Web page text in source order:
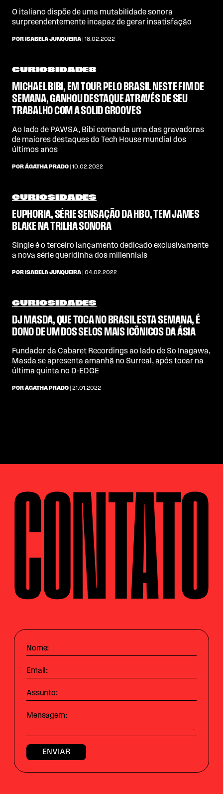
O italiano dispõe de uma mutabilidade sonora
surpreendentemente incapaz de gerar insatisfação
POR ISABELA JUNQUEIRA | 18.02.2022
CURIOSIDADES
MICHAEL BIBI, EM TOUR PELO BRASIL NESTE FIM DE
SEMANA, GANHOU DESTAQUE ATRAVÉS DE SEU
TRABALHO COM A SOLID GROOVES
Ao lado de PAWSA, Bibi comanda uma das gravadoras
de maiores destaques do Tech House mundial dos
últimos anos
POR ÁGATHA PRADO | 10.02.2022
CURIOSIDADES
EUPHORIA, SÉRIE SENSAÇÃO DA HBO, TEM JAMES
BLAKE NA TRILHA SONORA
Single é o terceiro lançamento dedicado exclusivamente
a nova série queridinha dos millennials
POR ISABELA JUNQUEIRA | 04.02.2022
CURIOSIDADES
DJ MASDA, QUE TOCA NO BRASIL ESTA SEMANA, É
DONO DE UM DOS SELOS MAIS ICÔNICOS DA ÁSIA
Fundador da Cabaret Recordings ao lado de So Inagawa,
Masda se apresenta amanhã no Surreal, após tocar na
última quinta no D-EDGE
POR ÁGATHA PRADO | 21.01.2022
CONTATO
Nome:
Email:
Assunto:
Mensagem: